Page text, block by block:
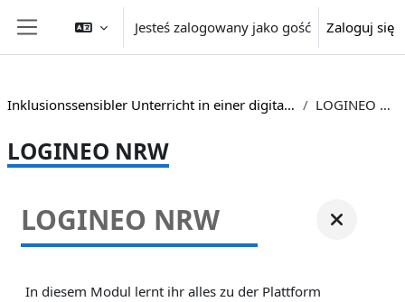
Przejdź do głównej zawartości
Panel boczny
Jesteś zalogowany jako gość Zaloguj się
Inklusionssensibler Unterricht in einer digitalen Welt LOGINEO NRW
LOGINEO NRW
LOGINEO NRW
In diesem Modul lernt ihr alles zu der Plattform